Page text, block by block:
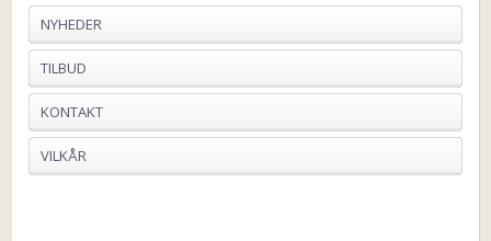
NYHEDER
TILBUD
KONTAKT
VILKÅR